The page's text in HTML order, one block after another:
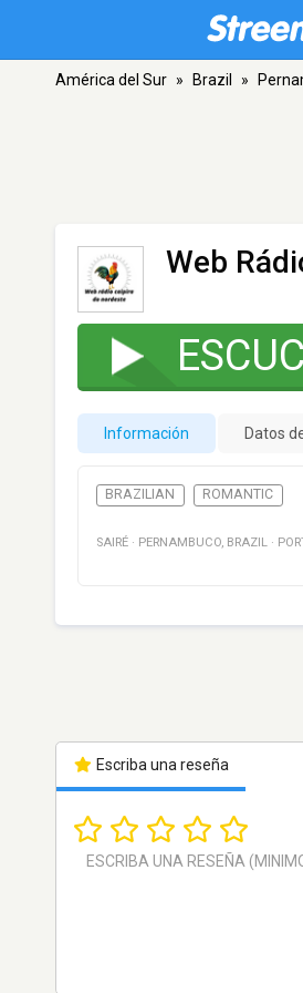
América del Sur » Brazil »
Web
Información Datos
BRAZILIAN ROMANTIC
SAIRÉ · PERNAMBUCO, BRAZIL ·
Escriba una reseña